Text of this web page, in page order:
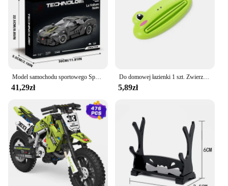
41,29zł
Do domowej łazienki 1 szt. Zwierzę łatwy dozownik pasty do zębów plastikowa tubka pasty do zębów wyciskacz do pasty do zębów uchwyt na rolkę Cocina
5,89zł